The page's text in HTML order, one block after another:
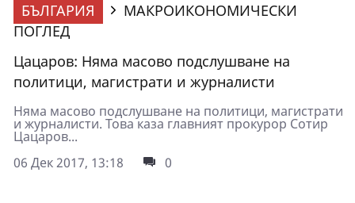
БЪЛГАРИЯ
МАКРОИКОНОМИЧЕСКИ
ПОГЛЕД
Цацаров: Няма масово подслушване на
политици, магистрати и журналисти
Няма масово подслушване на политици, магистрати
и журналисти. Това каза главният прокурор Сотир
Цацаров...
06 Дек 2017, 13:18
0